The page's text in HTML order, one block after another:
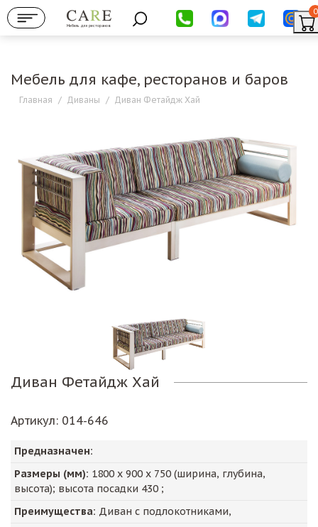
Мебель для ресторанов
0
Мебель для кафе, ресторанов и баров
Главная / Диваны / Диван Фетайдж Хай
Диван Фетайдж Хай
Артикул: 014-646
Предназначен:
Размеры (мм): 1800 х 900 х 750 (ширина, глубина,
высота); высота посадки 430 ;
Преимущества: Диван с подлокотниками,